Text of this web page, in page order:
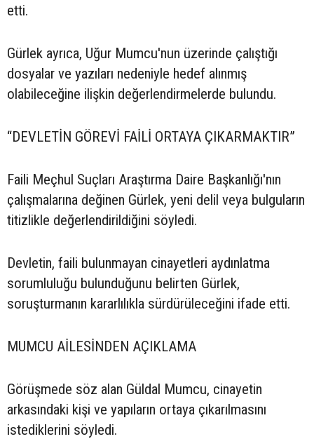
etti.
Gürlek ayrıca, Uğur Mumcu'nun üzerinde çalıştığı
dosyalar ve yazıları nedeniyle hedef alınmış
olabileceğine ilişkin değerlendirmelerde bulundu.
“DEVLETİN GÖREVİ FAİLİ ORTAYA ÇIKARMAKTIR”
Faili Meçhul Suçları Araştırma Daire Başkanlığı'nın
çalışmalarına değinen Gürlek, yeni delil veya bulguların
titizlikle değerlendirildiğini söyledi.
Devletin, faili bulunmayan cinayetleri aydınlatma
sorumluluğu bulunduğunu belirten Gürlek,
soruşturmanın kararlılıkla sürdürüleceğini ifade etti.
MUMCU AİLESİNDEN AÇIKLAMA
Görüşmede söz alan Güldal Mumcu, cinayetin
arkasındaki kişi ve yapıların ortaya çıkarılmasını
istediklerini söyledi.